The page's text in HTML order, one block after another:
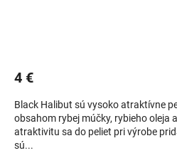
4 €
Black Halibut sú vysoko atraktívne
obsahom rybej múčky, rybieho oleja
atraktivitu sa do peliet pri výrobe
sú...